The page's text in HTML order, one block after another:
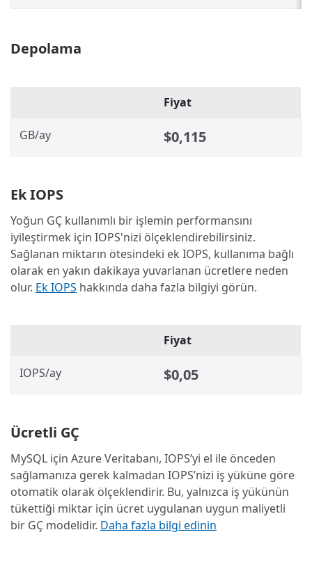
Depolama
Fiyat
GB/ay $0,115
Ek IOPS
Yoğun GÇ kullanımlı bir işlemin performansını
iyileştirmek için IOPS'nizi ölçeklendirebilirsiniz.
Sağlanan miktarın ötesindeki ek IOPS, kullanıma bağlı
olarak en yakın dakikaya yuvarlanan ücretlere neden
olur. Ek IOPS hakkında daha fazla bilgiyi görün.
Fiyat
IOPS/ay $0,05
Ücretli GÇ
MySQL için Azure Veritabanı, IOPS’yi el ile önceden
sağlamanıza gerek kalmadan IOPS’nizi iş yüküne göre
otomatik olarak ölçeklendirir. Bu, yalnızca iş yükünün
tükettiği miktar için ücret uygulanan uygun maliyetli
bir GÇ modelidir. Daha fazla bilgi edinin